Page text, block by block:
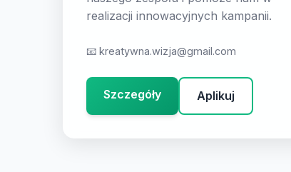
realizacji innowacyjnych kampanii.
📧 kreatywna.wizja@gmail.com
Szczegóły Aplikuj